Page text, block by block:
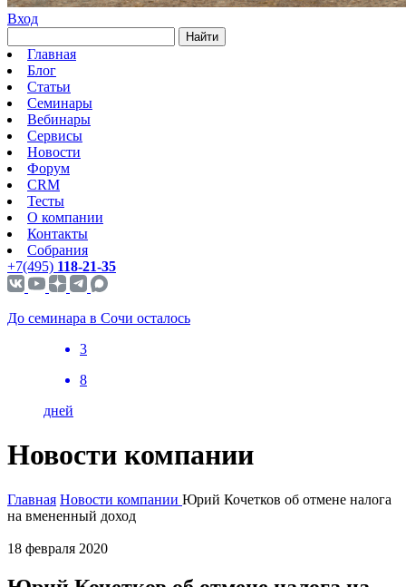
Вход
Найти
Главная
Блог
Статьи
Семинары
Вебинары
Сервисы
Новости
Форум
CRM
Тесты
О компании
Контакты
Собрания
+7(495) 118-21-35
До семинара в Сочи осталось
3
8
дней
Новости компании
Главная Новости компании Юрий Кочетков об отмене налога
на вмененный доход
18 февраля 2020